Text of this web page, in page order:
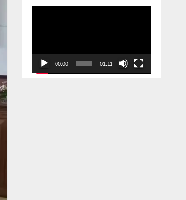
00:00 01:11